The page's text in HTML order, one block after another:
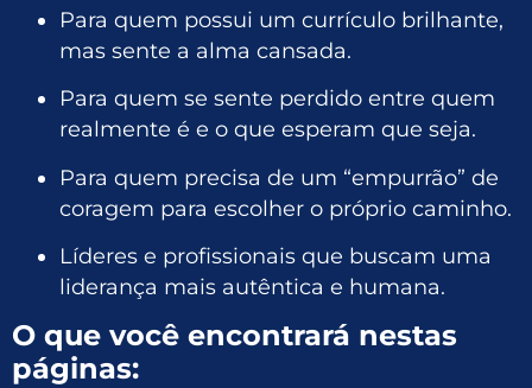
Para quem possui um currículo brilhante,
mas sente a alma cansada.
Para quem se sente perdido entre quem
realmente é e o que esperam que seja.
Para quem precisa de um “empurrão” de
coragem para escolher o próprio caminho.
Líderes e profissionais que buscam uma
liderança mais autêntica e humana.
O que você encontrará nestas
páginas: